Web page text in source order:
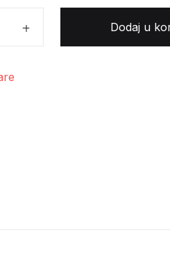
Dodaj u